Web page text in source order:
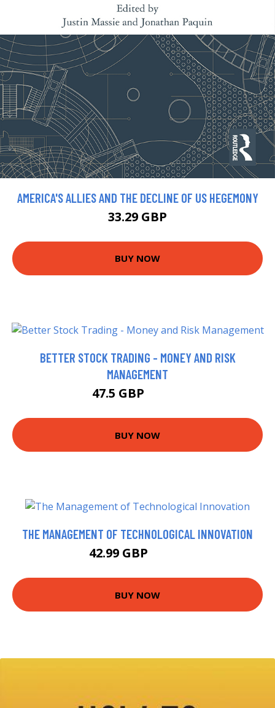
AMERICA'S ALLIES AND THE DECLINE OF US HEGEMONY
33.29 GBP
BUY NOW
BETTER STOCK TRADING - MONEY AND RISK
MANAGEMENT
47.5 GBP
BUY NOW
THE MANAGEMENT OF TECHNOLOGICAL INNOVATION
42.99 GBP
BUY NOW